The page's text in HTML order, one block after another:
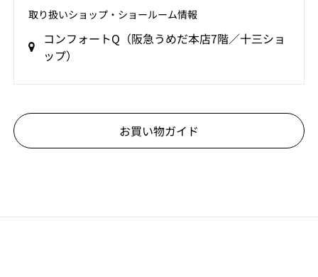
取り扱いショップ‧ショールーム情報
コンフォートQ（阪急うめだ本店7階／十三ショ
ップ）
お買い物ガイド